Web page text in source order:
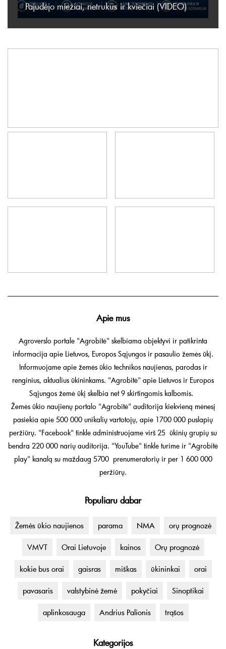
Pajudėjo miežiai, netrukus ir kviečiai (VIDEO)
Apie mus
Agroverslo portale "Agrobitė" skelbiama objektyvi ir patikrinta
informacija apie Lietuvos, Europos Sąjungos ir pasaulio žemės ūkį.
Informuojame apie žemės ūkio technikos naujienas, parodas ir
renginius, aktualius ūkininkams. "Agrobitė" apie Lietuvos ir Europos
Sąjungos žemė ūkį skelbia net 9 skirtingomis kalbomis.
Žemės ūkio naujienų portalo "Agrobitė" auditorija kiekvieną mėnesį
pasiekia apie 500 000 unikalių vartotojų, apie 1700 000 puslapių
peržiūrų. "Facebook" tinkle administruojame virš 25 ūkinių grupių su
bendra 220 000 narių auditorija. "YouTube" tinkle turime ir "Agrobitė
play" kanalą su maždaug 5700 prenumeratorių ir per 1 600 000
peržiūrų.
Populiaru dabar
Žemės ūkio naujienos parama NMA orų prognozė
VMVT Orai Lietuvoje kainos Orų prognozė
kokie bus orai gaisras miškas ūkininkai orai
pavasaris valstybinė žemė pokyčiai Sinoptikai
aplinkosauga Andrius Palionis trąšos
Kategorijos